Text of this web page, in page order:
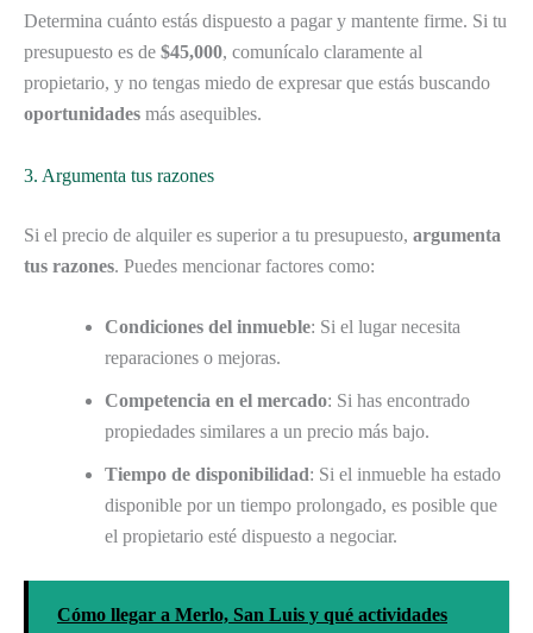
Determina cuánto estás dispuesto a pagar y mantente firme. Si tu
presupuesto es de $45,000, comunícalo claramente al
propietario, y no tengas miedo de expresar que estás buscando
oportunidades más asequibles.
3. Argumenta tus razones
Si el precio de alquiler es superior a tu presupuesto, argumenta
tus razones. Puedes mencionar factores como:
Condiciones del inmueble: Si el lugar necesita
reparaciones o mejoras.
Competencia en el mercado: Si has encontrado
propiedades similares a un precio más bajo.
Tiempo de disponibilidad: Si el inmueble ha estado
disponible por un tiempo prolongado, es posible que
el propietario esté dispuesto a negociar.
Cómo llegar a Merlo, San Luis y qué actividades